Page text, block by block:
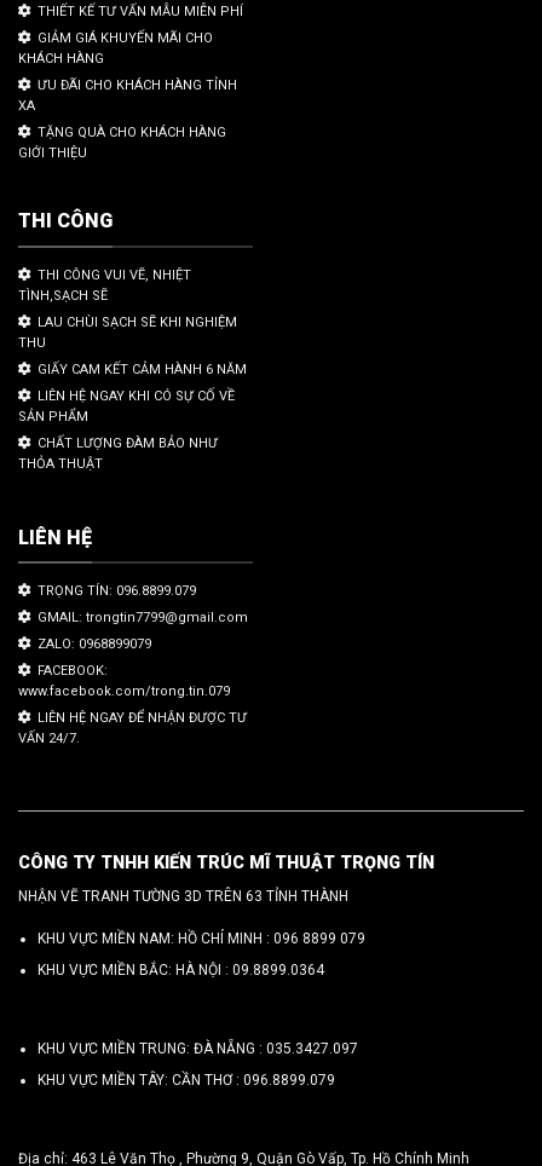
THIẾT KẾ TƯ VẤN MẪU MIỄN PHÍ
GIẢM GIÁ KHUYẾN MÃI CHO
KHÁCH HÀNG
ƯU ĐÃI CHO KHÁCH HÀNG TỈNH
XA
TẶNG QUÀ CHO KHÁCH HÀNG
GIỚI THIỆU
THI CÔNG
THI CÔNG VUI VẼ, NHIỆT
TÌNH,SẠCH SẼ
LAU CHÙI SẠCH SẼ KHI NGHIỆM
THU
GIẤY CAM KẾT CẢM HÀNH 6 NĂM
LIÊN HỆ NGAY KHI CÓ SỰ CỐ VỀ
SẢN PHẨM
CHẤT LƯỢNG ĐÀM BẢO NHƯ
THỎA THUẬT
LIÊN HỆ
TRỌNG TÍN: 096.8899.079
GMAIL: trongtin7799@gmail.com
ZALO: 0968899079
FACEBOOK:
www.facebook.com/trong.tin.079
LIÊN HỆ NGAY ĐỂ NHẬN ĐƯỢC TƯ
VẤN 24/7.
CÔNG TY TNHH KIẾN TRÚC MĨ THUẬT TRỌNG TÍN
NHẬN VẼ TRANH TƯỜNG 3D TRÊN 63 TỈNH THÀNH
KHU VỰC MIỀN NAM: HỒ CHÍ MINH : 096 8899 079
KHU VỰC MIỀN BẮC: HÀ NỘI : 09.8899.0364
KHU VỰC MIỀN TRUNG: ĐÀ NẴNG : 035.3427.097
KHU VỰC MIỀN TÂY: CẦN THƠ : 096.8899.079
Địa chỉ: 463 Lê Văn Thọ , Phường 9, Quận Gò Vấp, Tp. Hồ Chính Minh